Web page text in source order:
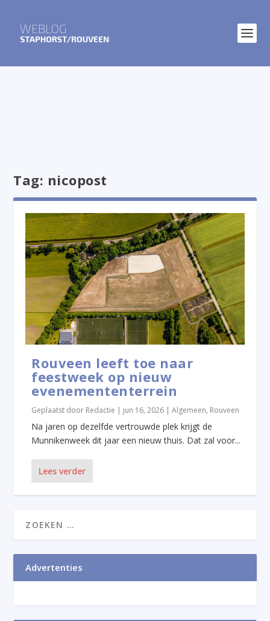
Tag: nicopost
Rouveen leeft toe naar
feestweek op nieuw
evenemententerrein
Geplaatst door Redactie | jun 16, 2026 |Algemeen, Rouveen
Na jaren op dezelfde vertrouwde plek krijgt de
Munnikenweek dit jaar een nieuw thuis. Dat zal voor...
Lees verder
Advertenties